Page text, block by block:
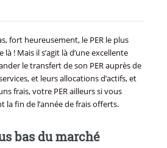
fort heureusement, le PER le plus
! Mais il s’agit là d’une excellente
le transfert de son PER auprès de
et leurs allocations d’actifs, et
frais, votre PER ailleurs si vous
la fin de l’année de frais offerts.
bas du marché